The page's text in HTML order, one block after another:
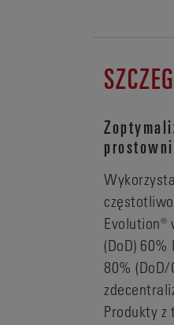
Evolution®
(DoD) 60%
80%
Produkty z